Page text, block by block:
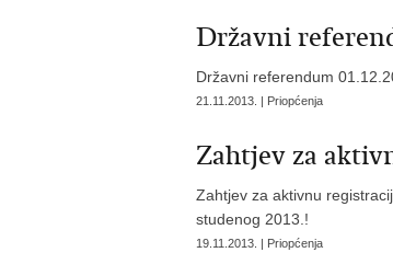
Državni
Državni referendum
21.11.2013. | Priopćenja
Zahtjev za
Zahtjev za aktivnu
studenog 2013.!
19.11.2013. | Priopćenja